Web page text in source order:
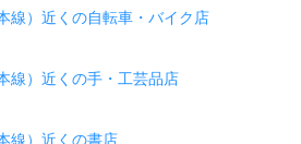
線）近くの自転車・バイク店
線）近くの手・工芸品店
線）近くの書店